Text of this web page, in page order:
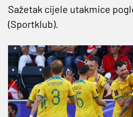
Sažetak cijele utakmice
(Sportklub).